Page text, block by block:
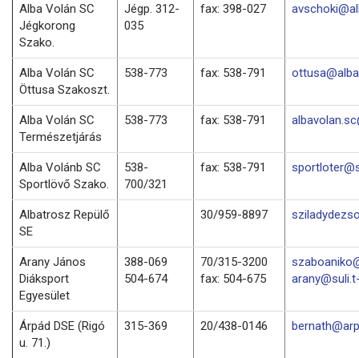
Alba Volán SC
Jégkorong
Szako.
Jégp. 312-
035
fax: 398-027
Alba Volán SC
Öttusa Szakoszt.
538-773 fax: 538-791
Alba Volán SC
Természetjárás
538-773 fax: 538-791
Alba Volánb SC
Sportlövő Szako.
538-
700/321
fax: 538-791
Albatrosz Repülő
SE
30/959-8897
Arany János
Diáksport
Egyesület
388-069
504-674
70/315-3200
fax: 504-675
Árpád DSE (Rigó
u. 71.)
315-369 20/438-0146